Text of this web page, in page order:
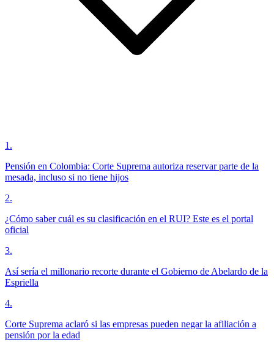
1 .
Pensión en Colombia: Corte Suprema autoriza reservar parte de la
mesada, incluso si no tiene hijos
2.
¿Cómo saber cuál es su clasificación en el RUI? Este es el portal
oficial
3.
Así sería el millonario recorte durante el Gobierno de Abelardo de la
Espriella
4.
Corte Suprema aclaró si las empresas pueden negar la afiliación a
pensión por la edad